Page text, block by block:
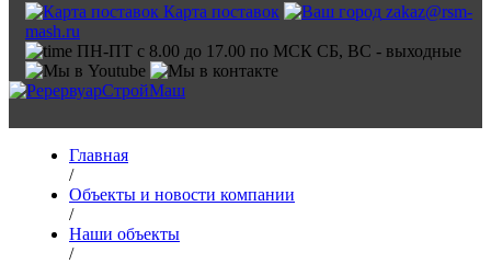
Карта поставок
zakaz@rsm-
mash.ru
ПН-ПТ с 8.00 до 17.00 по МСК СБ, ВС - выходные
Главная
/
Объекты и новости компании
/
Наши объекты
/